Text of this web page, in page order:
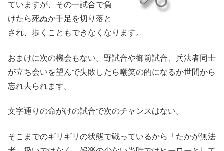
ていますが、その一試合で負
けたら死ぬか手足を切り落と
され、歩くこともできなくなります。
おまけに次の機会もない。野試合や御前試合、兵法者同士
が立ち会いを望んで失敗したら嘲笑の的になるか世間から
忘れ去られます。
文字通りの命がけの試合で次のチャンスはない。
そこまでのギリギリの状態で戦っているから「たかが無法